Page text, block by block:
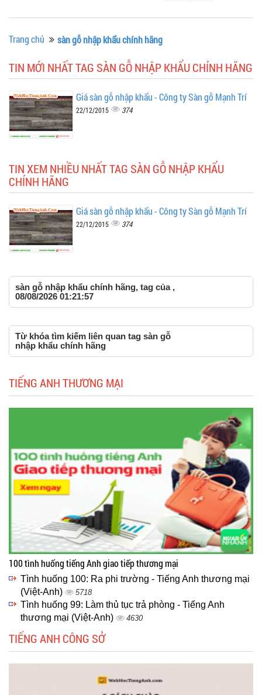
Trang chủ sàn gỗ nhập khẩu chính hãng
TIN MỚI NHẤT TAG SÀN GỖ NHẬP KHẨU CHÍNH HÃNG
Giá sàn gỗ nhập khẩu - Công ty Sàn gỗ Mạnh Trí
22/12/2015 374
TIN XEM NHIỀU NHẤT TAG SÀN GỖ NHẬP KHẨU
CHÍNH HÃNG
Giá sàn gỗ nhập khẩu - Công ty Sàn gỗ Mạnh Trí
22/12/2015 374
sàn gỗ nhập khẩu chính hãng, tag của ,
08/08/2026 01:21:57
Từ khóa tìm kiếm liên quan tag sàn gỗ
nhập khẩu chính hãng
TIẾNG ANH THƯƠNG MẠI
100 tình huống tiếng Anh giao tiếp thương mại
Tình huống 100: Ra phi trường - Tiếng Anh thương mại
(Việt-Anh)
5718
Tình huống 99: Làm thủ tục trả phòng - Tiếng Anh
thương mại (Việt-Anh)
4630
TIẾNG ANH CÔNG SỞ